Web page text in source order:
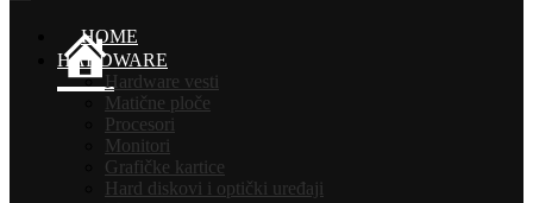
HOME
HARDWARE
Hardware vesti
Matične ploče
Procesori
Monitori
Grafičke kartice
Hard diskovi i optički uređaji